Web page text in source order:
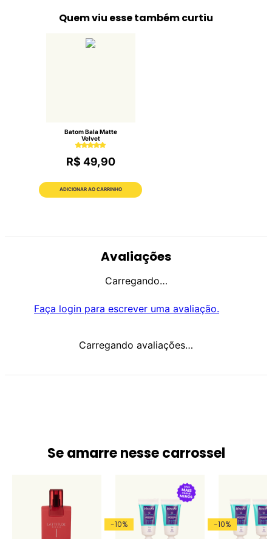
Quem viu esse também curtiu
Batom Bala Matte
Velvet
R$ 49,90
ADICIONAR AO CARRINHO
Avaliações
Carregando…
Faça login para escrever uma avaliação.
Carregando avaliações…
Se amarre nesse carrossel
-10% -10%